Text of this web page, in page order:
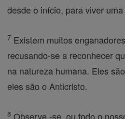
desde o início, para viver
7 Existem muitos
recusando-se a reconhecer
na natureza humana. Eles
eles são o Anticristo.
8 Observe -se, ou todo o